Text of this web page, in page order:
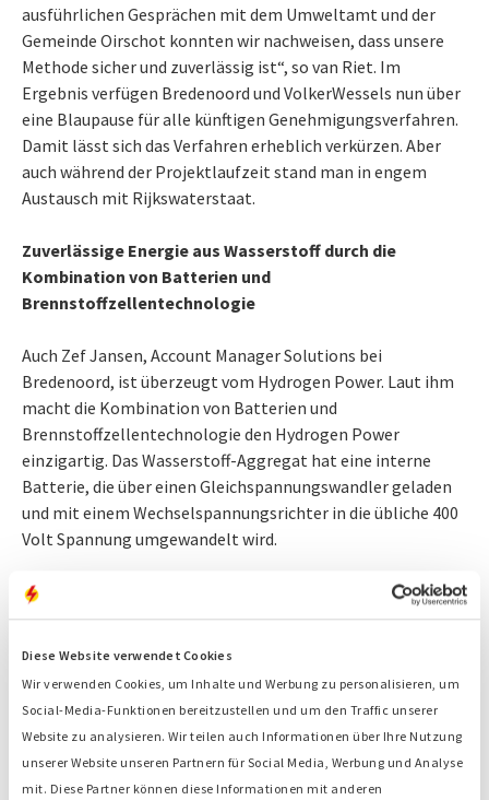
Diese Website verwendet Cookies
Wir verwenden Cookies, um Inhalte und Werbung zu personalisieren, um
Social-Media-Funktionen bereitzustellen und um den Traffic unserer
Website zu analysieren. Wir teilen auch Informationen über Ihre Nutzung
unserer Website unseren Partnern für Social Media, Werbung und Analyse
mit. Diese Partner können diese Informationen mit anderen
ausführlichen Gesprächen mit dem Umweltamt und der
Gemeinde Oirschot konnten wir nachweisen, dass unsere
Methode sicher und zuverlässig ist“, so van Riet. Im
Ergebnis verfügen Bredenoord und VolkerWessels nun über
eine Blaupause für alle künftigen Genehmigungsverfahren.
Damit lässt sich das Verfahren erheblich verkürzen. Aber
auch während der Projektlaufzeit stand man in engem
Austausch mit Rijkswaterstaat.
Zuverlässige Energie aus Wasserstoff durch die
Kombination von Batterien und
Brennstoffzellentechnologie
Auch Zef Jansen, Account Manager Solutions bei
Bredenoord, ist überzeugt vom Hydrogen Power. Laut ihm
macht die Kombination von Batterien und
Brennstoffzellentechnologie den Hydrogen Power
einzigartig. Das Wasserstoff-Aggregat hat eine interne
Batterie, die über einen Gleichspannungswandler geladen
und mit einem Wechselspannungsrichter in die übliche 400
Volt Spannung umgewandelt wird.
Die aus dem Wasserstoff gewonnene
verwendet, die wiederum alle
Verbraucher auf der Baustelle versorgt
– in diesem Fall die Baucontainer,
Elektrobaumaschinen und E-